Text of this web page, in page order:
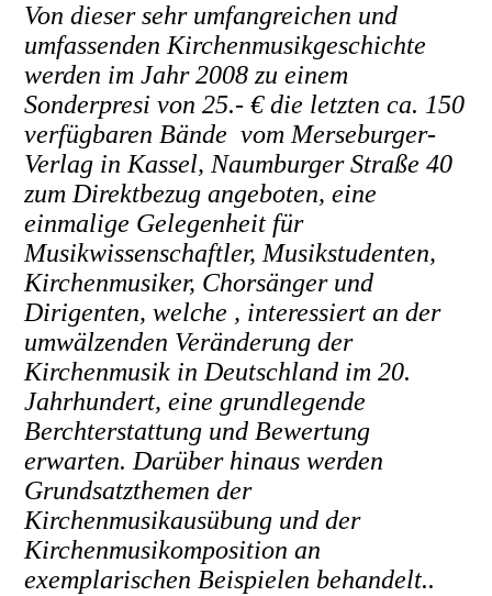
Von dieser sehr umfangreichen und
umfassenden Kirchenmusikgeschichte
werden im Jahr 2008 zu einem
Sonderpresi von 25.- € die letzten ca. 150
verfügbaren Bände vom Merseburger-
Verlag in Kassel, Naumburger Straße 40
zum Direktbezug angeboten, eine
einmalige Gelegenheit für
Musikwissenschaftler, Musikstudenten,
Kirchenmusiker, Chorsänger und
Dirigenten, welche , interessiert an der
umwälzenden Veränderung der
Kirchenmusik in Deutschland im 20.
Jahrhundert, eine grundlegende
Berchterstattung und Bewertung
erwarten. Darüber hinaus werden
Grundsatzthemen der
Kirchenmusikausübung und der
Kirchenmusikomposition an
exemplarischen Beispielen behandelt..